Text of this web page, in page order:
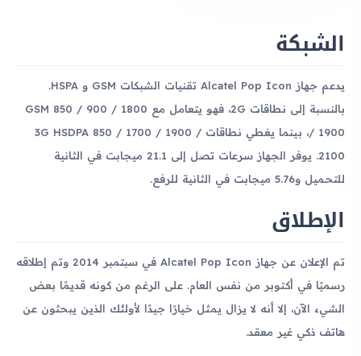
الشبكة
يدعم جهاز Alcatel Pop Icon تقنيات الشبكات GSM و HSPA.
بالنسبة إلى نطاقات 2G، فهو يتعامل مع GSM 850 / 900 / 1800
/ 1900، بينما يغطي نطاقات 3G HSDPA 850 / 1700 / 1900 /
2100. يوفر الجهاز سرعات تصل إلى 21.1 ميجابت في الثانية
للتحميل و5.76 ميجابت في الثانية للرفع.
الإطلاق
تم الإعلان عن جهاز Alcatel Pop Icon في سبتمبر 2014 وتم إطلاقه
رسميًا في أكتوبر من نفس العام. على الرغم من كونه قديمًا بعض
الشيء الآن، إلا أنه لا يزال يمثل خيارًا جيدًا لأولئك الذين يبحثون عن
هاتف ذكي غير معقد.